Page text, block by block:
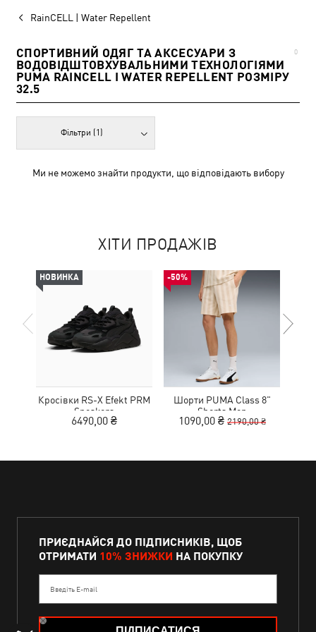
RainCELL | Water Repellent
СПОРТИВНИЙ ОДЯГ ТА АКСЕСУАРИ З
ВОДОВІДШТОВХУВАЛЬНИМИ ТЕХНОЛОГІЯМИ
PUMA RAINCELL І WATER REPELLENT РОЗМІРУ
32.5
0
Фільтри (1)
Ми не можемо знайти продукти, що відповідають вибору
ХІТИ ПРОДАЖІВ
НОВИНКА
Кросівки RS-X Efekt PRM
Sneakers
6490,00 ₴
-50%
Шорти PUMA Class 8"
Shorts Men
1090,00 ₴ 2190,00 ₴
ПРИЄДНАЙСЯ ДО ПІДПИСНИКІВ, ЩОБ
ОТРИМАТИ 10% ЗНИЖКИ НА ПОКУПКУ
Введіть E-mail